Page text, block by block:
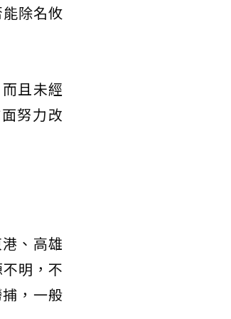
除名攸
且未經
努力改
、高雄
明，不
，一般